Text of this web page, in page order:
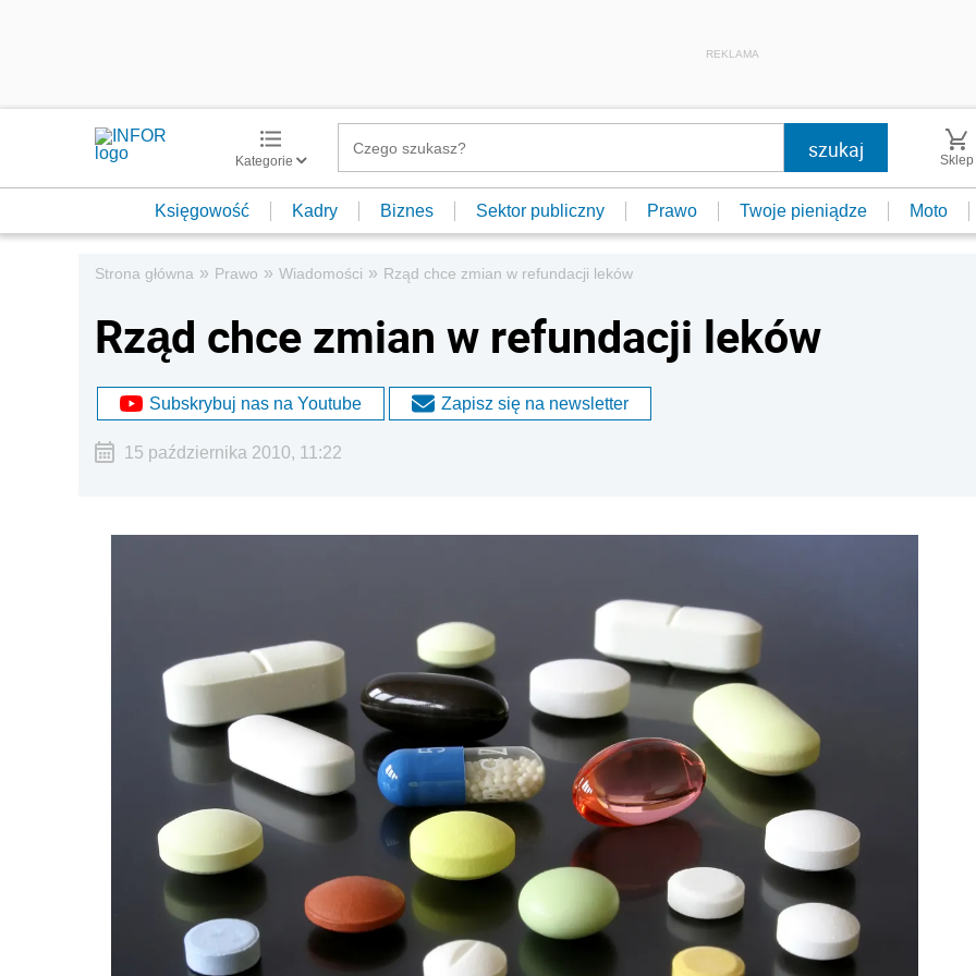
REKLAMA
Kategorie Sklep
Księgowość Kadry Biznes Sektor publiczny Prawo Twoje pieniądze Moto
Strona główna » Prawo » Wiadomości » Rząd chce zmian w refundacji leków
Rząd chce zmian w refundacji leków
Subskrybuj nas na Youtube Zapisz się na newsletter
15 października 2010, 11:22